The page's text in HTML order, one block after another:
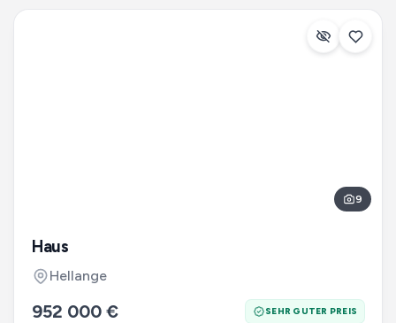
9
Haus
Hellange
952 000 € SEHR GUTER PREIS